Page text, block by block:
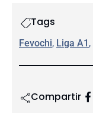
Tags
Fevochi, Liga A1 ,
Compartir